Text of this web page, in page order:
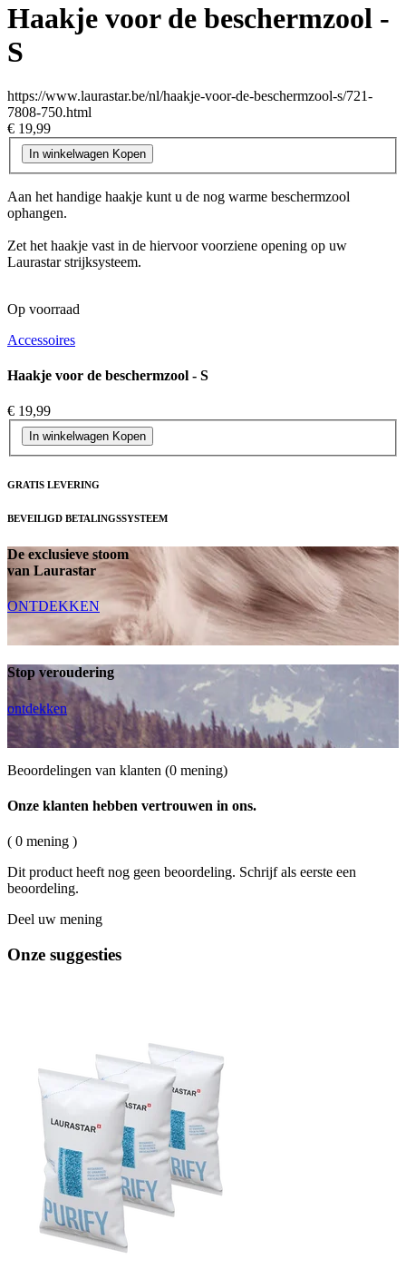
Haakje voor de beschermzool -
S
https://www.laurastar.be/nl/haakje-voor-de-beschermzool-s/721-
7808-750.html
€ 19,99
In winkelwagen Kopen
Aan het handige haakje kunt u de nog warme beschermzool
ophangen.
Zet het haakje vast in de hiervoor voorziene opening op uw
Laurastar strijksysteem.
Op voorraad
Accessoires
Haakje voor de beschermzool - S
€ 19,99
In winkelwagen Kopen
GRATIS LEVERING
BEVEILIGD BETALINGSSYSTEEM
De exclusieve stoom
van Laurastar
ONTDEKKEN
Stop veroudering
ontdekken
Beoordelingen van klanten (0 mening)
Onze klanten hebben vertrouwen in ons.
( 0 mening )
Dit product heeft nog geen beoordeling. Schrijf als eerste een
beoordeling.
Deel uw mening
Onze suggesties